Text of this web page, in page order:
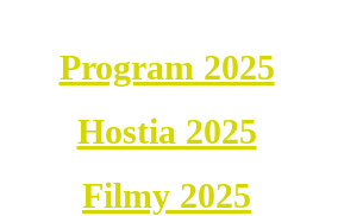
Program 2025
Hostia 2025
Filmy 2025